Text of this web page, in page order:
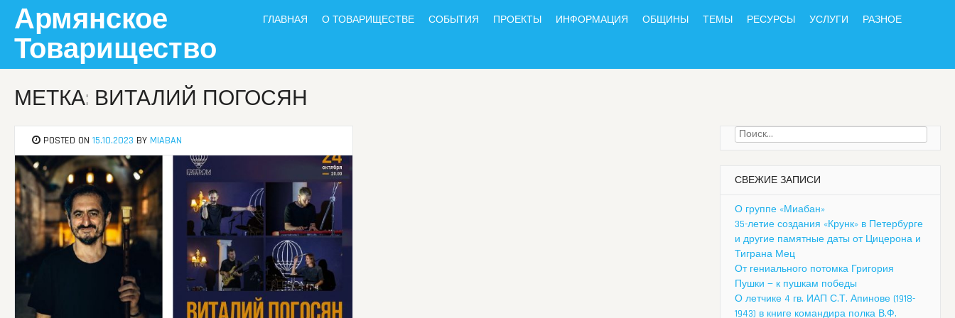
content
Армянское
Товарищество
ГЛАВНАЯ О ТОВАРИЩЕСТВЕ СОБЫТИЯ ПРОЕКТЫ ИНФОРМАЦИЯ ОБЩИНЫ ТЕМЫ РЕСУРСЫ УСЛУГИ РАЗНОЕ
МЕТКА: ВИТАЛИЙ ПОГОСЯН
POSTED ON 15.10.2023 BY MIABAN
Найти:
СВЕЖИЕ ЗАПИСИ
О группе «Миабан»
35-летие создания «Крунк» в Петербурге
и другие памятные даты от Цицерона и
Тиграна Мец
От гениального потомка Григория
Пушки — к пушкам победы
О летчике 4 гв. ИАП С.Т. Апинове (1918-
1943) в книге командира полка В.Ф.